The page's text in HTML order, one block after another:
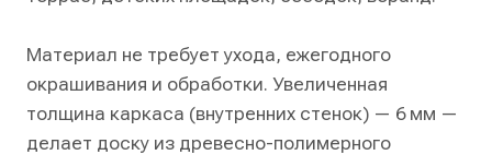
Материал не требует ухода, ежегодного
окрашивания и обработки. Увеличенная
толщина каркаса (внутренних стенок) — 6 мм —
делает доску из древесно-полимерного